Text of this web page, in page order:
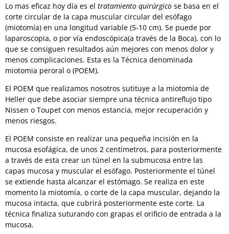
Lo mas eficaz hoy día es el tratamiento quirúrgico se basa en el
corte circular de la capa muscular circular del esófago
(miotomía) en una longitud variable (5-10 cm). Se puede por
laparoscopia, o por vía endoscópica(a través de la Boca), con lo
que se consiguen resultados aún mejores con menos dolor y
menos complicaciones. Esta es la Técnica denominada
miotomia peroral o (POEM).
El POEM que realizamos nosotros sutituye a la miotomía de
Heller que debe asociar siempre una técnica antireflujo tipo
Nissen o Toupet con menos estancia, mejor recuperación y
menos riesgos.
El POEM consiste en realizar una pequeña incisión en la
mucosa esofágica, de unos 2 centímetros, para posteriormente
a través de esta crear un túnel en la submucosa entre las
capas mucosa y muscular el esófago. Posteriormente el túnel
se extiende hasta alcanzar el estómago. Se realiza en este
momento la miotomía, o corte de la capa muscular, dejando la
mucosa intacta, que cubrirá posteriormente este corte. La
técnica finaliza suturando con grapas el orificio de entrada a la
mucosa.